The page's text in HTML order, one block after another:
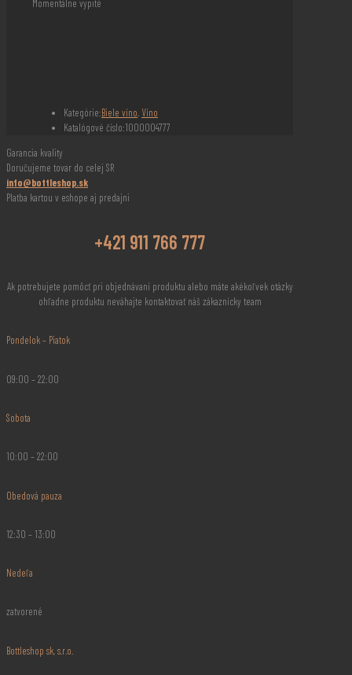
Momentálne vypité
Kategórie:Biele víno, Víno
Katalógové číslo:1000004777
Garancia kvality
Doručujeme tovar do celej SR
info@bottleshop.sk
Platba kartou v eshope aj predajni
+421 911 766 777
Ak potrebujete pomôcť pri objednávaní produktu alebo máte akékoľvek otázky
ohľadne produktu neváhajte kontaktovať náš zákaznícky team
Pondelok – Piatok
09:00 – 22:00
Sobota
10:00 – 22:00
Obedová pauza
12:30 – 13:00
Nedeľa
zatvorené
Bottleshop sk, s.r.o.